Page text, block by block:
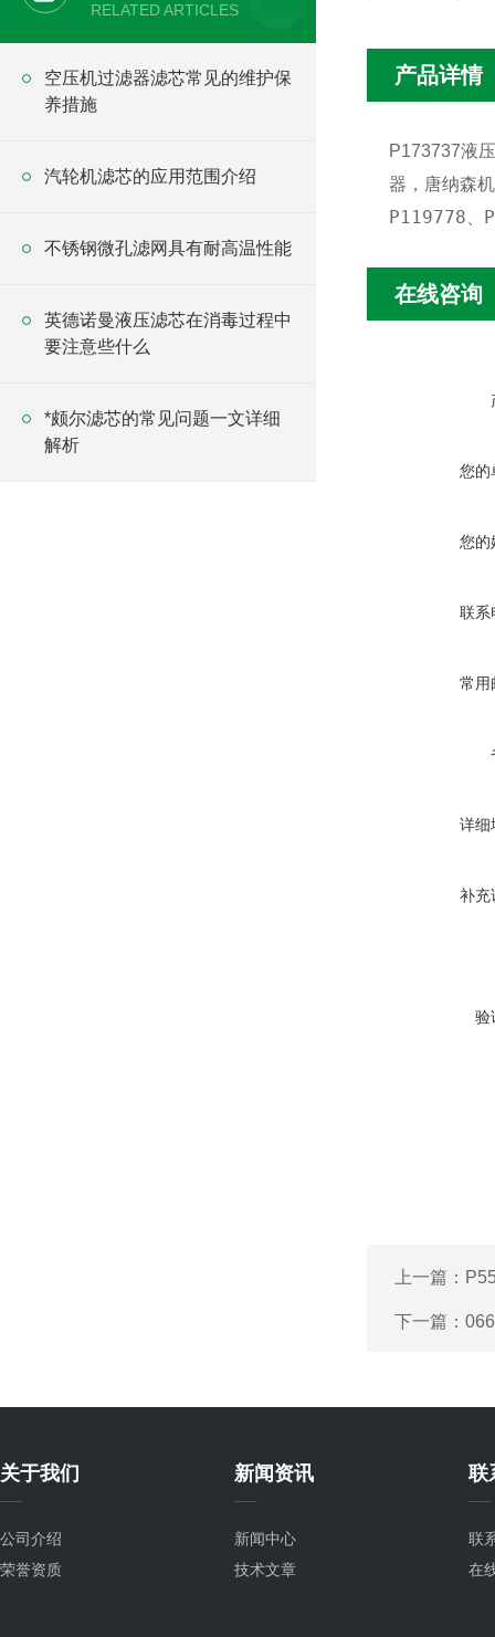
RELATED ARTICLES
空压机过滤器滤芯常见的维护保
养措施
汽轮机滤芯的应用范围介绍
不锈钢微孔滤网具有耐高温性能
英德诺曼液压滤芯在消毒过程中
要注意些什么
*颇尔滤芯的常见问题一文详细
解析
产品详情
P173737液
器，唐纳森
P119778、
在线咨询
您的
您的
联系
常用
详细
补充
验
上一篇：
下一篇：
关于我们
公司介绍
荣誉资质
新闻资讯
新闻中心
技术文章
联
联
在